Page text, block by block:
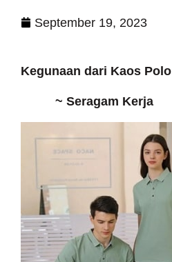
September 19, 2023
Kegunaan dari Kaos Polo
~ Seragam Kerja